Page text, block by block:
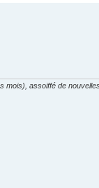
assoiffé de